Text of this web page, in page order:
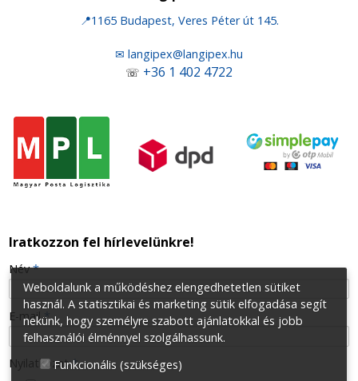
📍1165 Budapest, Veres Péter út 145.
✉ langipex@langipex.hu
☏ +36 1 402 4722
Iratkozzon fel hírlevelünkre!
-
-
-
Név*
E-mail*
Nyilatkozat*
Weboldalunk a működéshez elengedhetetlen sütiket
használ. A statisztikai és marketing sütik elfogadása segít
nekünk, hogy személyre szabott ajánlatokkal és jobb
felhasználói élménnyel szolgálhassunk.
Funkcionális (szükséges)